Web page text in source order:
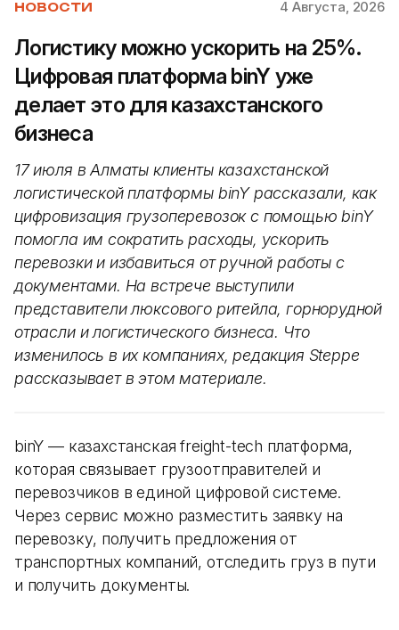
НОВОСТИ 4 Августа, 2026
Логистику можно ускорить на 25%.
Цифровая платформа binY уже
делает это для казахстанского
бизнеса
17 июля в Алматы клиенты казахстанской
логистической платформы binY рассказали, как
цифровизация грузоперевозок с помощью binY
помогла им сократить расходы, ускорить
перевозки и избавиться от ручной работы с
документами. На встрече выступили
представители люксового ритейла, горнорудной
отрасли и логистического бизнеса. Что
изменилось в их компаниях, редакция Steppe
рассказывает в этом материале.
binY — казахстанская freight-tech платформа,
которая связывает грузоотправителей и
перевозчиков в единой цифровой системе.
Через сервис можно разместить заявку на
перевозку, получить предложения от
транспортных компаний, отследить груз в пути
и получить документы.